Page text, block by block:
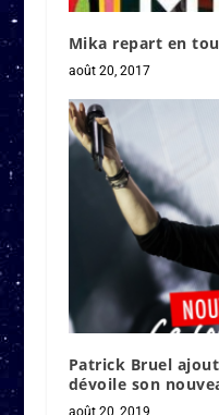
Mika repart en
août 20, 2017
Patrick Bruel
dévoile son
août 20, 2019